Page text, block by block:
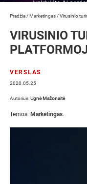
Pradžia /Marketingas /Virusinio
VIRUSINIO
VERSLAS
2020.05.25
Autorius:Ugnė Mažonaitė
Temos: Marketingas.